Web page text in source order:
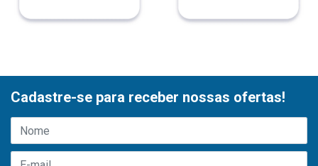
Cadastre-se para receber nossas ofertas!